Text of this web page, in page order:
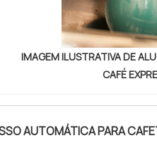
IMAGEM ILUSTRATIVA DE
CAFÉ
AUTOMÁTICA PARA